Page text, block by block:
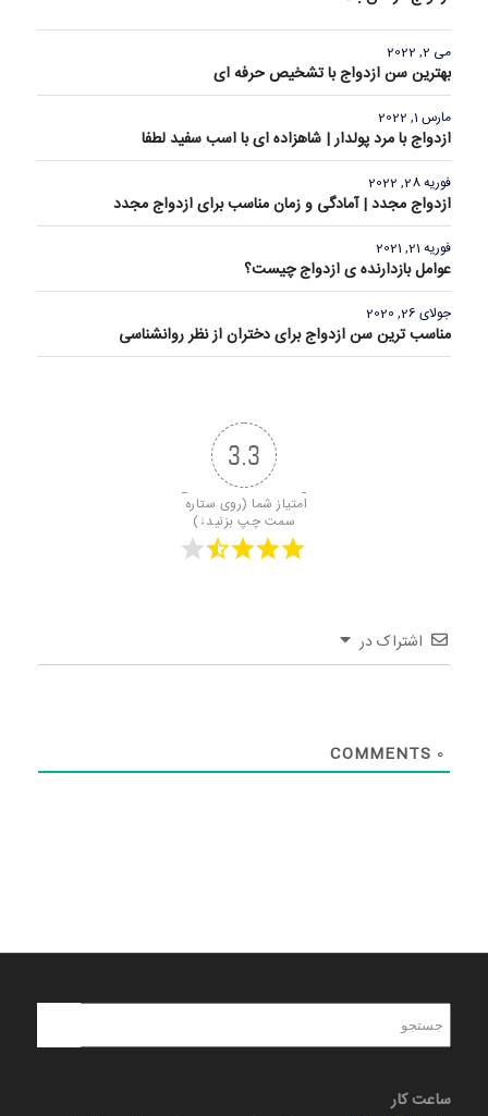
می 2, 2022
بهترین سن ازدواج با تشخیص حرفه ای
مارس 1, 2022
ازدواج با مرد پولدار | شاهزاده ای با اسب سفید لطفا
فوریه 28, 2022
ازدواج مجدد | آمادگی و زمان مناسب برای ازدواج مجدد
فوریه 21, 2021
عوامل بازدارنده ی ازدواج چیست؟
جولای 26, 2020
مناسب ترین سن ازدواج برای دختران از نظر روانشناسی
3.3
امتیاز شما (روی ستاره
سمت چپ بزنید↓)
اشتراک در
0
ساعت کار